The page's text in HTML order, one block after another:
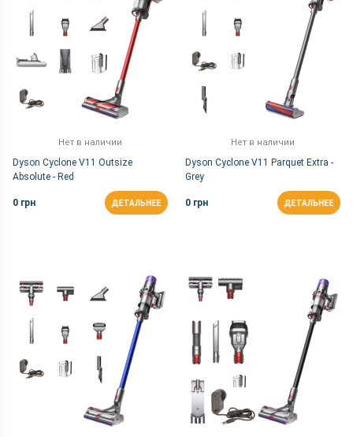
Нет в наличии
Dyson Cyclone V11 Outsize
Absolute - Red
0 грн ДЕТАЛЬНЕЕ
Нет в наличии
Dyson Cyclone V11 Parquet Extra -
Grey
0 грн ДЕТАЛЬНЕЕ